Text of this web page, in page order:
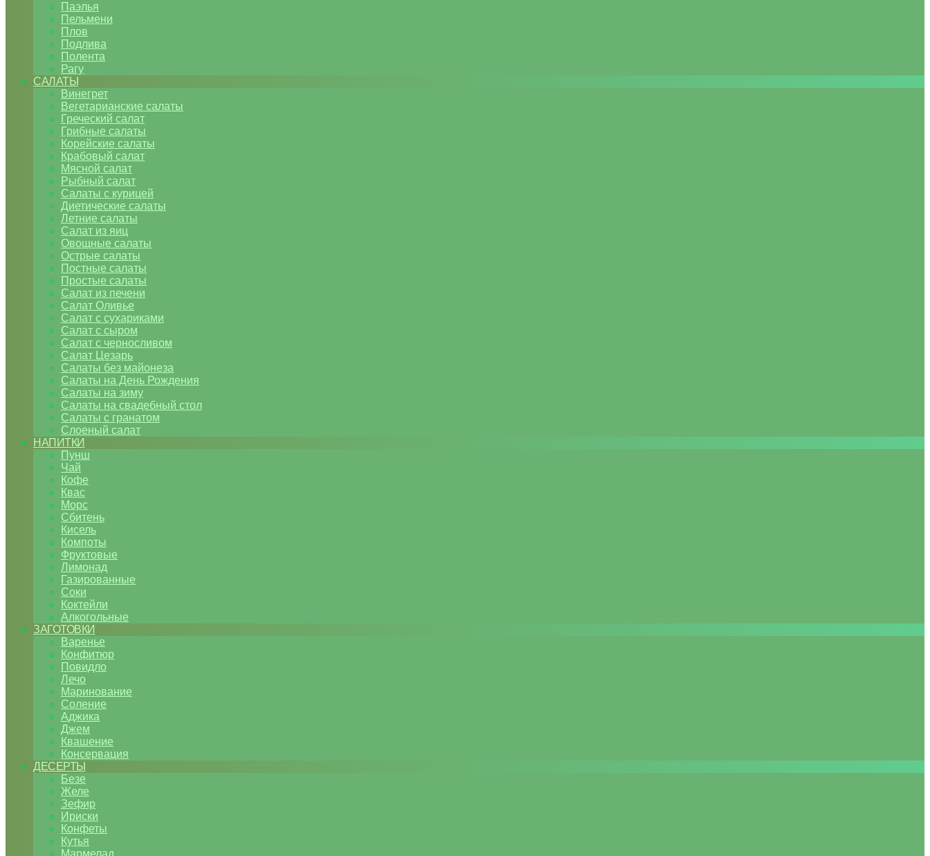
Паэлья
Пельмени
Плов
Подлива
Полента
Рагу
САЛАТЫ
Винегрет
Вегетарианские салаты
Греческий салат
Грибные салаты
Корейские салаты
Крабовый салат
Мясной салат
Рыбный салат
Салаты с курицей
Диетические салаты
Летние салаты
Салат из яиц
Овощные салаты
Острые салаты
Постные салаты
Простые салаты
Салат из печени
Салат Оливье
Салат с сухариками
Салат с сыром
Салат с черносливом
Салат Цезарь
Салаты без майонеза
Салаты на День Рождения
Салаты на зиму
Салаты на свадебный стол
Салаты с гранатом
Слоеный салат
НАПИТКИ
Пунш
Чай
Кофе
Квас
Морс
Сбитень
Кисель
Компоты
Фруктовые
Лимонад
Газированные
Соки
Коктейли
Алкогольные
ЗАГОТОВКИ
Варенье
Конфитюр
Повидло
Лечо
Маринование
Соление
Аджика
Джем
Квашение
Консервация
ДЕСЕРТЫ
Безе
Желе
Зефир
Ириски
Конфеты
Кутья
Мармелад